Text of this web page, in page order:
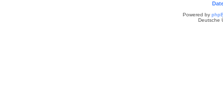
Powered by
Deutsche